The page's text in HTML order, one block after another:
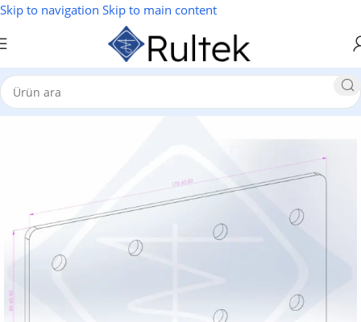
Skip to navigation Skip to main content